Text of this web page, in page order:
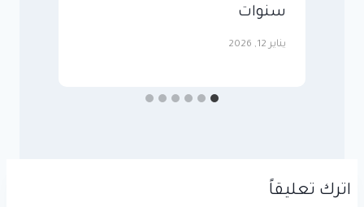
سنوات
يناير 12, 2026
اترك تعليقاً